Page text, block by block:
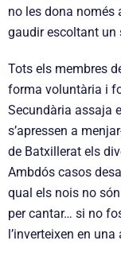
no les dona només
gaudir escoltant un
Tots els membres
forma voluntària i
Secundària assaja
s’apressen a
de Batxillerat els
Ambdós casos
qual els nois no
per cantar… si no
l’inverteixen en